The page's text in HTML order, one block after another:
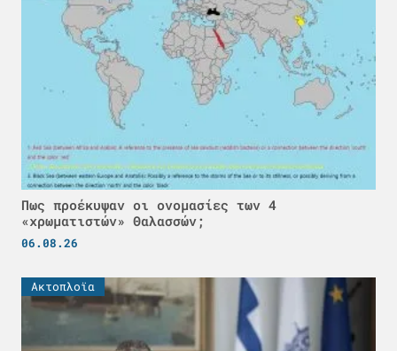
Πως προέκυψαν οι ονομασίες των 4
«χρωματιστών» Θαλασσών;
06.08.26
Ακτοπλοϊα